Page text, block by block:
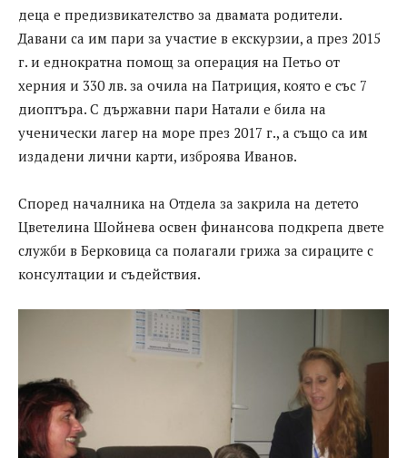
деца е предизвикателство за двамата родители.
Давани са им пари за участие в екскурзии, а през 2015
г. и еднократна помощ за операция на Петьо от
херния и 330 лв. за очила на Патриция, която е със 7
диоптъра. С държавни пари Натали е била на
ученически лагер на море през 2017 г., а също са им
издадени лични карти, изброява Иванов.
Според началника на Отдела за закрила на детето
Цветелина Шойнева освен финансова подкрепа двете
служби в Берковица са полагали грижа за сираците с
консултации и съдействия.